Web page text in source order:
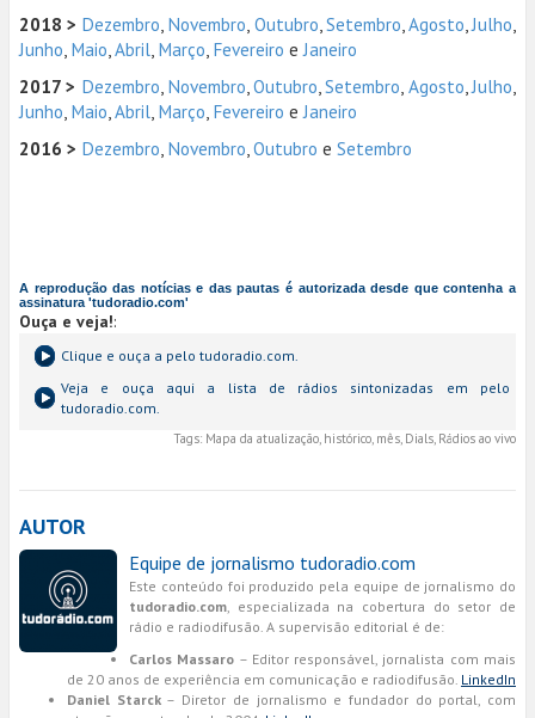
2018 > Dezembro, Novembro, Outubro,Setembro,Agosto,Julho,
Junho, Maio,Abril, Março, Fevereiro eJaneiro
2017 > Dezembro, Novembro,Outubro,Setembro, Agosto,Julho,
Junho, Maio,Abril, Março, Fevereiro eJaneiro
2016 > Dezembro, Novembro,Outubro e Setembro
A reprodução das notícias e das pautas é autorizada desde que contenha a
assinatura 'tudoradio.com'
Ouça e veja!:
Clique e ouça a pelo tudoradio.com.
Veja e ouça aqui a lista de rádios sintonizadas em pelo
tudoradio.com.
Tags: Mapa da atualização, histórico, mês, Dials, Rádios ao vivo
AUTOR
Equipe de jornalismo tudoradio.com
Este conteúdo foi produzido pela equipe de jornalismo do
tudoradio.com, especializada na cobertura do setor de
rádio e radiodifusão. A supervisão editorial é de:
Carlos Massaro – Editor responsável, jornalista com mais
de 20 anos de experiência em comunicação e radiodifusão. LinkedIn
Daniel Starck– Diretor de jornalismo e fundador do portal, com